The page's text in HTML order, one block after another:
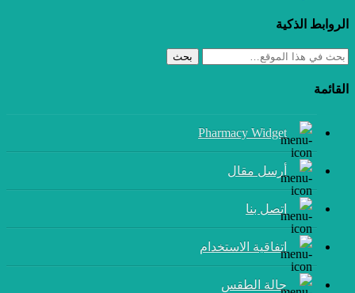
الروابط الذكية
بحث
القائمة
Pharmacy Widget
أرسل مقال
إتصل بنا
اتفاقية الاستخدام
حالة الطقس